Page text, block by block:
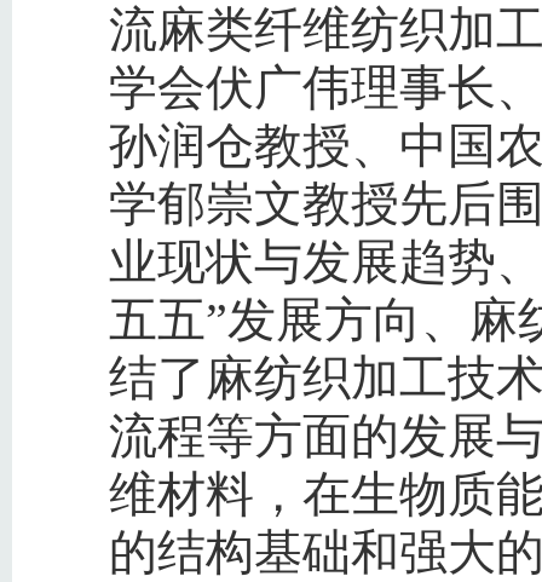
流麻类纤维纺织加
学会伏广伟理事长
孙润仓教授、中国
学郁崇文教授先后
业现状与发展趋势
五五”发展方向、麻
结了麻纺织加工技
流程等方面的发展
维材料，在生物质
的结构基础和强大